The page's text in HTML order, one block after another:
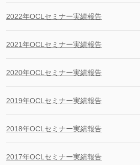
2022年OCLセミナー実績報告
2021年OCLセミナー実績報告
2020年OCLセミナー実績報告
2019年OCLセミナー実績報告
2018年OCLセミナー実績報告
2017年OCLセミナー実績報告